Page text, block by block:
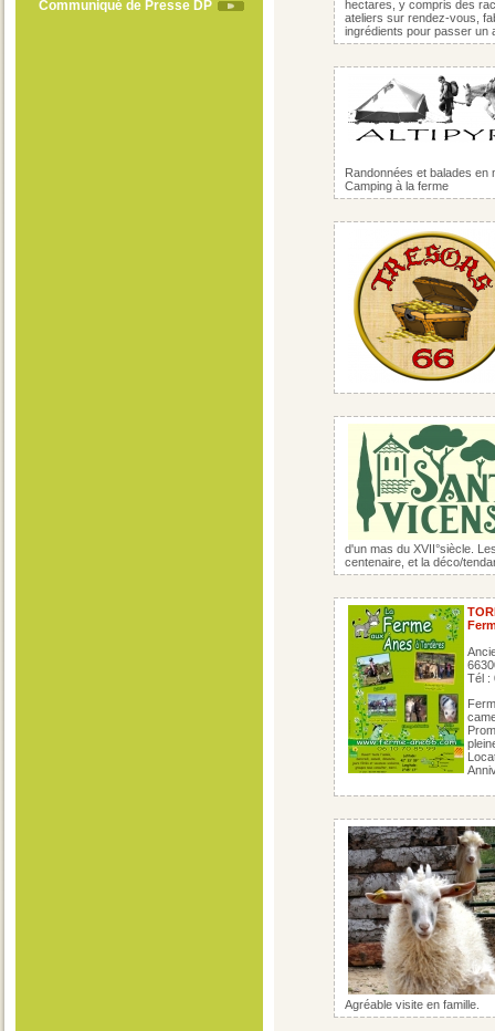
Communiqué de Presse DP
hectares, y compris des
ateliers sur rendez-vous,
ingrédients pour passer un
Randonnées et balades
Camping à la ferme
d'un mas du XVII°siècle.
centenaire, et la déco/
Tél :
Agréable visite en famille.